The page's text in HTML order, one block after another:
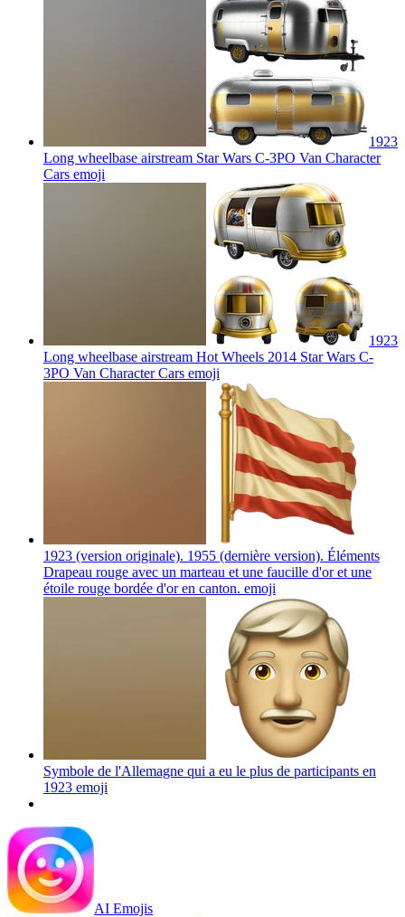
1923
Long wheelbase airstream Star Wars C-3PO Van Character
Cars emoji
1923
Long wheelbase airstream Hot Wheels 2014 Star Wars C-
3PO Van Character Cars emoji
1923 (version originale). 1955 (dernière version). Éléments
Drapeau rouge avec un marteau et une faucille d'or et une
étoile rouge bordée d'or en canton. emoji
Symbole de l'Allemagne qui a eu le plus de participants en
1923 emoji
AI Emojis